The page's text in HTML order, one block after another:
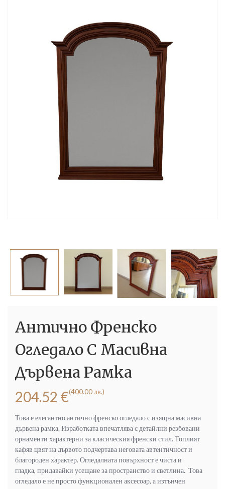
Антично Френско
Огледало С Масивна
Дървена Рамка
204.52 €(400.00 лв.)
Това е елегантно антично френско огледало с изящна масивна
дървена рамка. Изработката впечатлява с детайлни резбовани
орнаменти характерни за класическия френски стил. Топлият
кафяв цвят на дървото подчертава неговата автентичност и
благороден характер. Огледалната повърхност е чиста и
гладка, придавайки усещане за пространство и светлина. Това
огледало е не просто функционален аксесоар, а изтънчен